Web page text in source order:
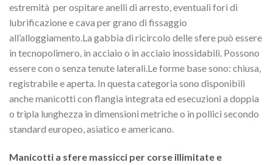
estremità per ospitare anelli di arresto, eventuali fori di
lubrificazione e cava per grano di fissaggio
all’alloggiamento.La gabbia di ricircolo delle sfere può essere
in tecnopolimero, in acciaio o in acciaio inossidabili. Possono
essere con o senza tenute laterali.Le forme base sono: chiusa,
registrabile e aperta. In questa categoria sono disponibili
anche manicotti con flangia integrata ed esecuzioni a doppia
o tripla lunghezza in dimensioni metriche o in pollici secondo
standard europeo, asiatico e americano.
Manicotti a sfere massicci per corse illimitate e